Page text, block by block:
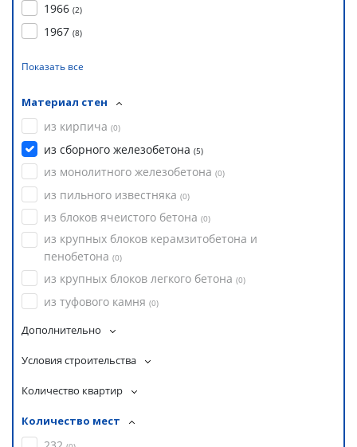
1966 (2)
1967 (8)
Показать все
Материал стен
из кирпича (0)
из сборного железобетона (5)
из монолитного железобетона (0)
из пильного известняка (0)
из блоков ячеистого бетона (0)
из крупных блоков керамзитобетона и
пенобетона (0)
из крупных блоков легкого бетона (0)
из туфового камня (0)
Дополнительно
Условия строительства
Количество квартир
Количество мест